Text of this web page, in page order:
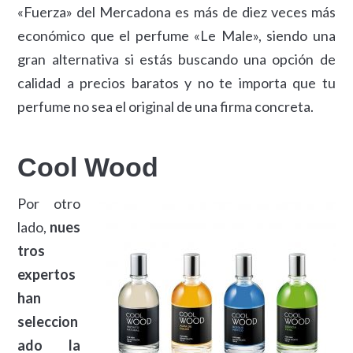
«Fuerza» del Mercadona es más de diez veces más
económico que el perfume «Le Male», siendo una
gran alternativa si estás buscando una opción de
calidad a precios baratos y no te importa que tu
perfume no sea el original de una firma concreta.
Cool Wood
Por otro
lado, nues
tros
expertos
han
seleccion
ado la